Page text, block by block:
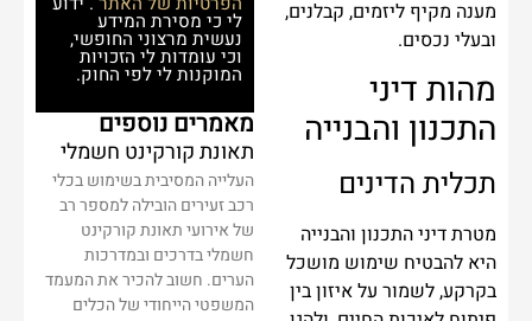
לי כי מסירת המידע
נעשית מרצוני החופשי,
וכי עומדות לי הזכויות
המוקנות לי לפי החוק.
מאמרים נוספים
תאונת קורקינט חשמלי
העלייה המסיבית בשימוש בכלי
רכב זעירים הובילה למספר רב
של אירועי תאונת קורקינט
חשמלי בדרכים ובמדרכות
הערים. חשוב להכיר את המעמד
המשפטי הייחודי של הכלים
מענה מקיף ליזמים, קבלנים,
ובעלי נכסים.
מהות דיני
התכנון והבנייה
תכלית הדינים
מטרת דיני התכנון והבנייה
היא להבטיח שימוש מושכל
בקרקע, לשמור על איזון בין